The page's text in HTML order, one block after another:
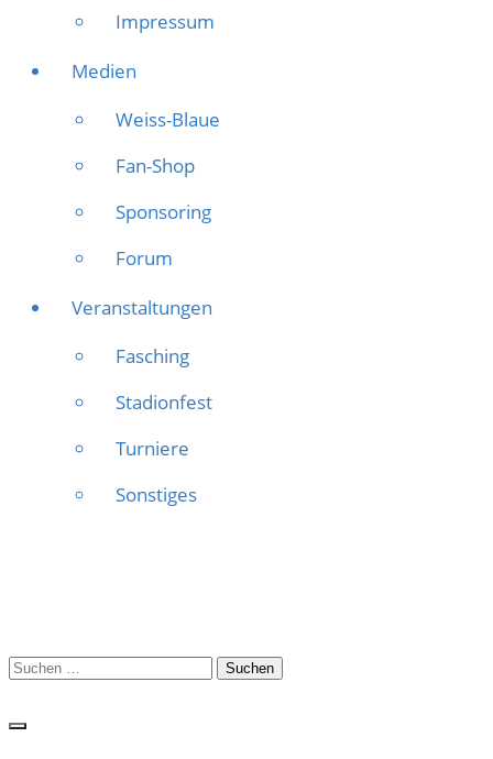
Impressum
Medien
Weiss-Blaue
Fan-Shop
Sponsoring
Forum
Veranstaltungen
Fasching
Stadionfest
Turniere
Sonstiges
Suchen